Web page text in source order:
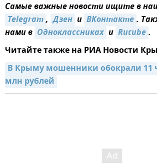
Самые важные новости ищите в
Telegram, Дзен и ВКонтакте.
нами в Одноклассниках и Rutube.
Читайте также на РИА Новости
В Крыму мошенники обокрали 11
млн рублей